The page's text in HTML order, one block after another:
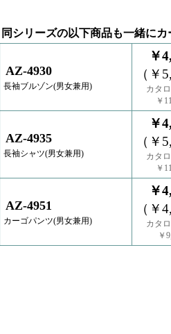
同シリーズの以下商品も一緒に
AZ-4930
長袖ブルゾン(男女兼用)
￥
（￥
カタ
￥
AZ-4935
長袖シャツ(男女兼用)
￥
（￥
カタ
￥
AZ-4951
カーゴパンツ(男女兼用)
￥
（￥
カタ
￥